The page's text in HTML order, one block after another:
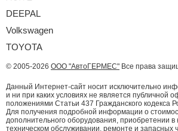
DEEPAL
Volkswagen
TOYOTA
© 2005-2026 ООО "АвтоГЕРМЕС" Все права
Данный Интернет-сайт носит исключительно
и ни при каких условиях не является публичной
положениями Статьи 437 Гражданского кодекса
Для получения подробной информации о
дополнительного оборудования, приобретении в
техническом обслуживании, ремонте и запасных